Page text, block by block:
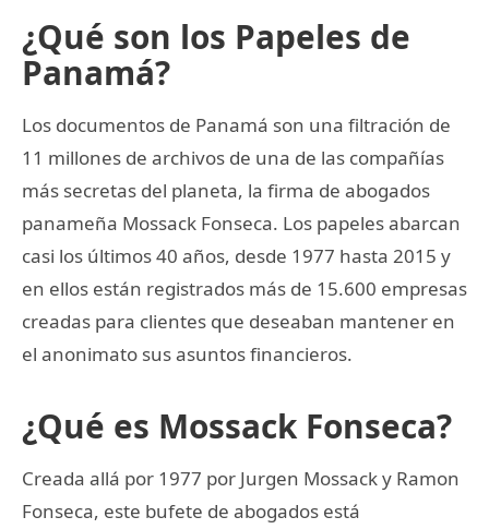
¿Qué son los Papeles de
Panamá?
Los documentos de Panamá son una filtración de
11 millones de archivos de una de las compañías
más secretas del planeta, la firma de abogados
panameña Mossack Fonseca. Los papeles abarcan
casi los últimos 40 años, desde 1977 hasta 2015 y
en ellos están registrados más de 15.600 empresas
creadas para clientes que deseaban mantener en
el anonimato sus asuntos financieros.
¿Qué es Mossack Fonseca?
Creada allá por 1977 por Jurgen Mossack y Ramon
Fonseca, este bufete de abogados está